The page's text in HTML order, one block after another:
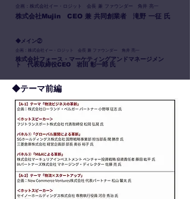
企画：株式会社イー・ロジット 会長 兼 ファウンダー 角井 亮一
株式会社Mujin CEO 兼 共同創業者 滝野 一征 氏
◆メイン②
企画：株式会社イー・ロジット 会長 兼 ファウンダー 角井 亮一
株式会社フォース・マーケティングアンドマネージメン
ト 代表取締役CEO 岩田 彰一郎 氏
◆テーマ前編